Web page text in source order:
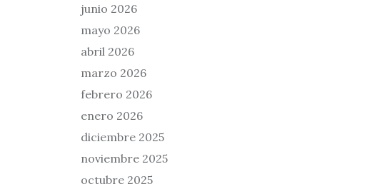
junio 2026
mayo 2026
abril 2026
marzo 2026
febrero 2026
enero 2026
diciembre 2025
noviembre 2025
octubre 2025